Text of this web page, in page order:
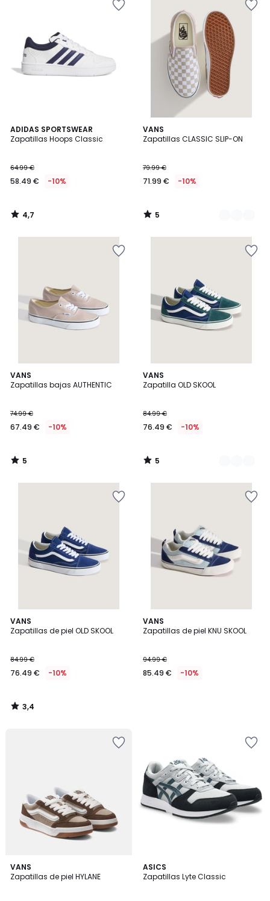
ADIDAS SPORTSWEAR
Zapatillas Hoops Classic
64.99 €
58.49 € -10%
4,7
/ 5
4,7
/
VANS
Zapatillas CLASSIC SLIP-ON
79.99 €
71.99 € -10%
5
/
2
Colores
5
/
VANS
Zapatillas bajas AUTHENTIC
74.99 €
67.49 € -10%
5
/
5
/
VANS
Zapatilla OLD SKOOL
84.99 €
76.49 € -10%
5
/
2
Colores
5
/
VANS
Zapatillas de piel OLD SKOOL
84.99 €
76.49 € -10%
3,4
/ 5
3,4
/
VANS
Zapatillas de piel KNU SKOOL
94.99 €
85.49 € -10%
VANS
Zapatillas de piel HYLANE
4,5
/ 5
2
Colores
ASICS
Zapatillas Lyte Classic
4,8
/ 5
2
Colores